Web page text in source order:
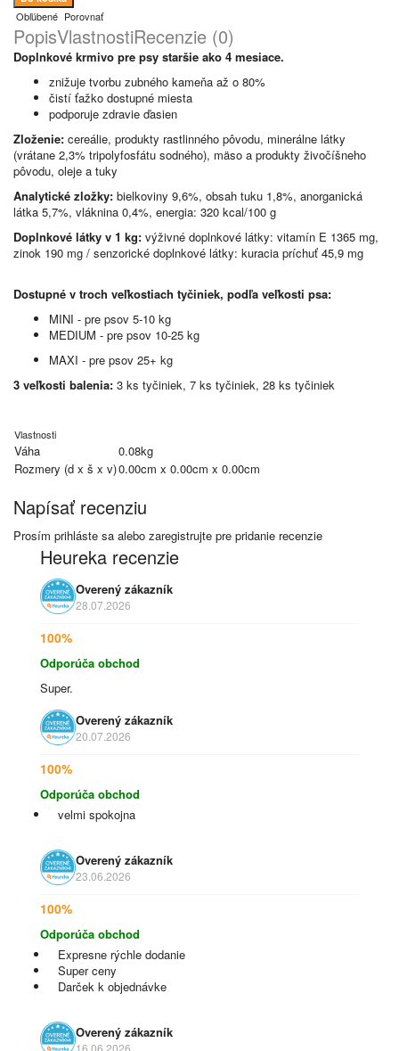
Obľúbené Porovnať
PopisVlastnostiRecenzie (0)
Doplnkové krmivo pre psy staršie ako 4 mesiace.
znižuje tvorbu zubného kameňa až o 80%
čistí ťažko dostupné miesta
podporuje zdravie ďasien
Zloženie: cereálie, produkty rastlinného pôvodu, minerálne látky
(vrátane 2,3% tripolyfosfátu sodného), mäso a produkty živočíšneho
pôvodu, oleje a tuky
Analytické zložky: bielkoviny 9,6%, obsah tuku 1,8%, anorganická
látka 5,7%, vláknina 0,4%, energia: 320 kcal/100 g
Doplnkové látky v 1 kg: výživné doplnkové látky: vitamín E 1365 mg,
zinok 190 mg / senzorické doplnkové látky: kuracia príchuť 45,9 mg
Dostupné v troch veľkostiach tyčiniek, podľa veľkosti psa:
MINI - pre psov 5-10 kg
MEDIUM - pre psov 10-25 kg
MAXI - pre psov 25+ kg
3 veľkosti balenia: 3 ks tyčiniek, 7 ks tyčiniek, 28 ks tyčiniek
Vlastnosti
Váha
0.08kg
Rozmery (d x š x v)0.00cm x 0.00cm x 0.00cm
Napísať recenziu
Prosím prihláste sa alebo zaregistrujte pre pridanie recenzie
Heureka recenzie
Overený zákazník
28.07.2026
100%
Odporúča obchod
Super.
Overený zákazník
20.07.2026
100%
Odporúča obchod
velmi spokojna
Overený zákazník
23.06.2026
100%
Odporúča obchod
Expresne rýchle dodanie
Super ceny
Darček k objednávke
Overený zákazník
16.06.2026